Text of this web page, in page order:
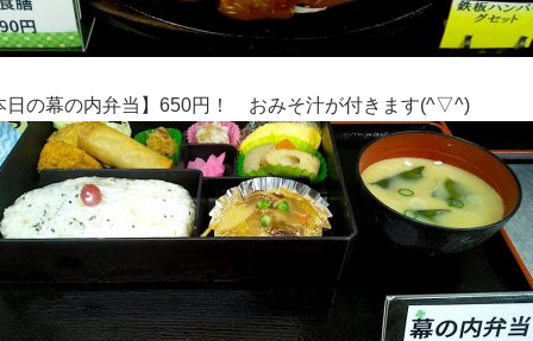
日の幕の内弁当】650円！ おみそ汁が付きます(^▽^)